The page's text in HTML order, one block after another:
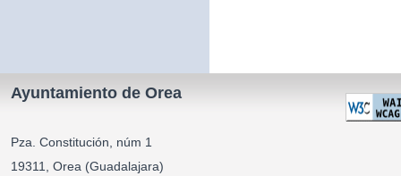
Ayuntamiento de Orea
Pza. Constitución, núm 1
19311, Orea (Guadalajara)